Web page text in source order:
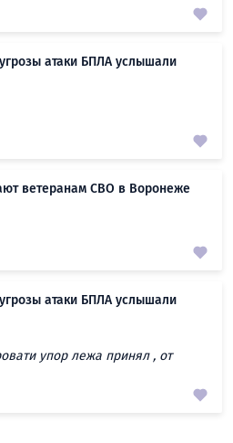
атаки БПЛА услышали
ветеранам СВО в Воронеже
атаки БПЛА услышали
упор лежа принял , от